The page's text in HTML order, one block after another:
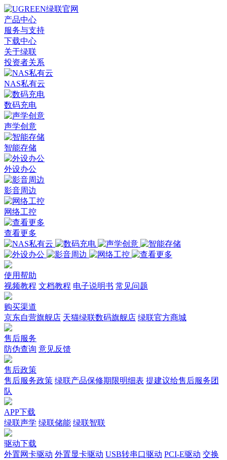
产品中心
服务与支持
下载中心
关于绿联
投资者关系
NAS私有云
数码充电
声学创意
智能存储
外设办公
影音周边
网络工控
查看更多
使用帮助
视频教程 文档教程 电子说明书 常见问题
购买渠道
京东自营旗舰店 天猫绿联数码旗舰店 绿联官方商城
售后服务
防伪查询 意见反馈
售后政策
售后服务政策 绿联产品保修期限明细表 提建议给售后服务团
队
APP下载
绿联声学 绿联储能 绿联智联
驱动下载
外置网卡驱动 外置显卡驱动 USB转串口驱动 PCI-E驱动 交换